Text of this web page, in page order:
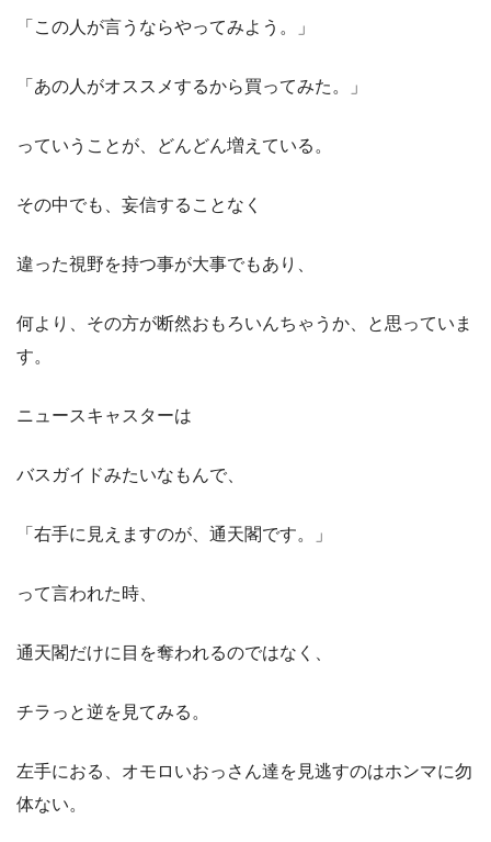
「この人が言うならやってみよう。」
「あの人がオススメするから買ってみた。」
っていうことが、どんどん増えている。
その中でも、妄信することなく
違った視野を持つ事が大事でもあり、
何より、その方が断然おもろいんちゃうか、と思っていま
す。
ニュースキャスターは
バスガイドみたいなもんで、
「右手に見えますのが、通天閣です。」
って言われた時、
通天閣だけに目を奪われるのではなく、
チラっと逆を見てみる。
左手におる、オモロいおっさん達を見逃すのはホンマに勿
体ない。